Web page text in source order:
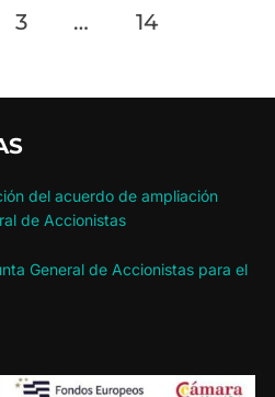
3 … 14
del acuerdo de ampliación
de Accionistas
General de Accionistas para el